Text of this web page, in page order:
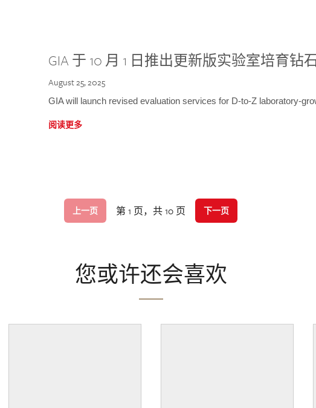
GIA 于 10 月 1 日推出更新版实验室培育钻
August 25, 2025
GIA will launch revised evaluation services for D-to-Z laboratory-
阅读更多
上一页 第 1 页，共 10 页 下一页
您或许还会喜欢